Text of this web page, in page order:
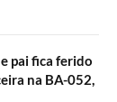
pai fica ferido
na BA-052,